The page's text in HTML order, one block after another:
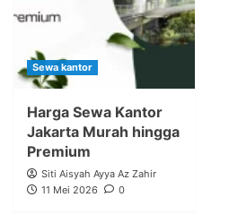
Sewa kantor
Harga Sewa Kantor
Jakarta Murah hingga
Premium
Siti Aisyah Ayya Az Zahir
11 Mei 2026
0